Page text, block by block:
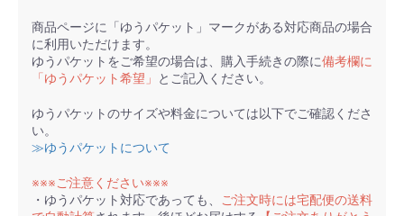
商品ページに「ゆうパケット」マークがある対応商品の場合
に利用いただけます。
ゆうパケットをご希望の場合は、購入手続きの際に備考欄に
「ゆうパケット希望」
とご記入ください。
ゆうパケットのサイズや料金については以下でご確認くださ
い。
≫ゆうパケットについて
※※※ご注意ください※※※
・ゆうパケット対応であっても、
ご注文時には宅配便の送料